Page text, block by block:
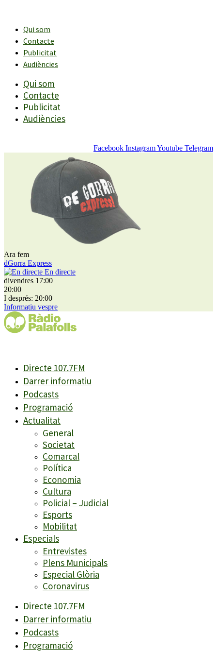
contingutQui som
Contacte
Publicitat
Audiències
Qui som
Contacte
Publicitat
Audiències
Facebook InstagramYoutube Telegram
Ara fem
dGorra Express
En directe
divendres 17:00
20:00
I després: 20:00
Informatiu vespre
Directe 107.7FM
Darrer informatiu
Podcasts
Programació
Actualitat
General
Societat
Comarcal
Política
Economia
Cultura
Policial – Judicial
Esports
Mobilitat
Especials
Entrevistes
Plens Municipals
Especial Glòria
Coronavirus
Directe 107.7FM
Darrer informatiu
Podcasts
Programació